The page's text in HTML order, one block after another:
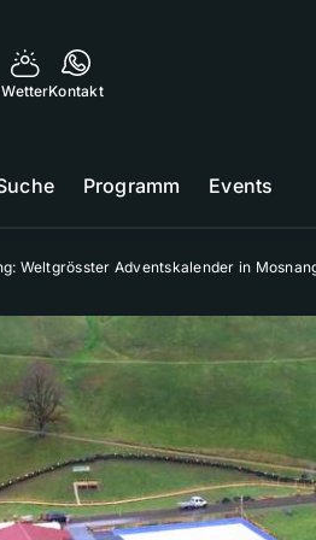
WetterKontakt
Programm Events
Weltgrösster Adventskalender in